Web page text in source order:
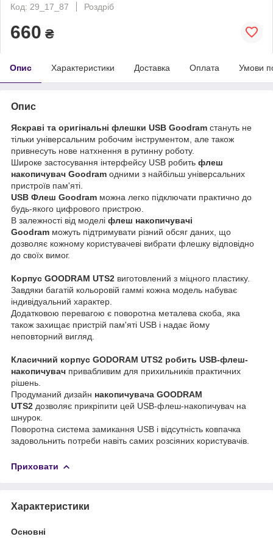
Код: 29_17_87
Роздріб
660 ₴
Опис Характеристики Доставка Оплата Умови
Опис
Яскраві та оригінальні флешки USB Goodram стануть не
тільки універсальним робочим інструментом, але також
привнесуть нове натхнення в рутинну роботу.
Широке застосування інтерфейсу USB робить флеш
накопичувач Goodram одними з найбільш універсальних
пристроїв пам'яті.
USB Флеш Goodram можна легко підключати практично до
будь-якого цифрового пристрою.
В залежності від моделі флеш накопичувачі
Goodram можуть підтримувати різний обсяг даних, що
дозволяє кожному користувачеві вибрати флешку відповідно
до своїх вимог.
Корпус GOODRAM UTS2 виготовлений з міцного пластику.
Завдяки багатій кольоровій гаммі кожна модель набуває
індивідуальний характер.
Додатковою перевагою є поворотна металева скоба, яка
також захищає пристрій пам'яті USB і надає йому
неповторний вигляд.
Класичний корпус GODORAM UTS2 робить USB-флеш-
накопичувач привабливим для прихильників практичних
рішень.
Продуманий дизайн накопичувача GOODRAM
UTS2 дозволяє прикріпити цей USB-флеш-накопичувач на
шнурок.
Поворотна система замикання USB і відсутність ковпачка
задовольнить потреби навіть самих розсіяних користувачів.
Приховати
Характеристики
Основні